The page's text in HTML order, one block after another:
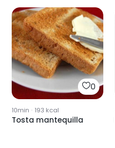
0
10min · 193 kcal
Tosta mantequilla